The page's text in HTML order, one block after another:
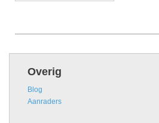
Overig
Blog
Aanraders